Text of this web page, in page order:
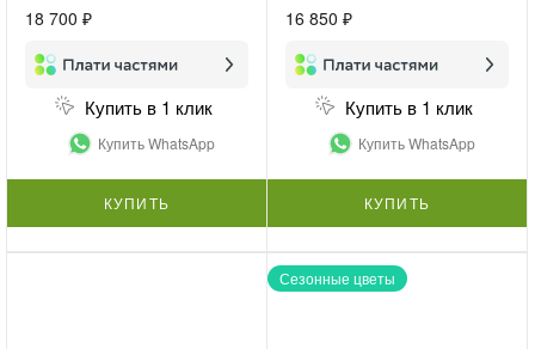
18 700 ₽
Купить в 1 клик
Купить WhatsApp
КУПИТЬ
16 850 ₽
Купить в 1 клик
Купить WhatsApp
КУПИТЬ
Сезонные цветы